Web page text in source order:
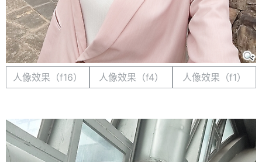
人像效果（f16） 人像效果（f4） 人像效果（f1）